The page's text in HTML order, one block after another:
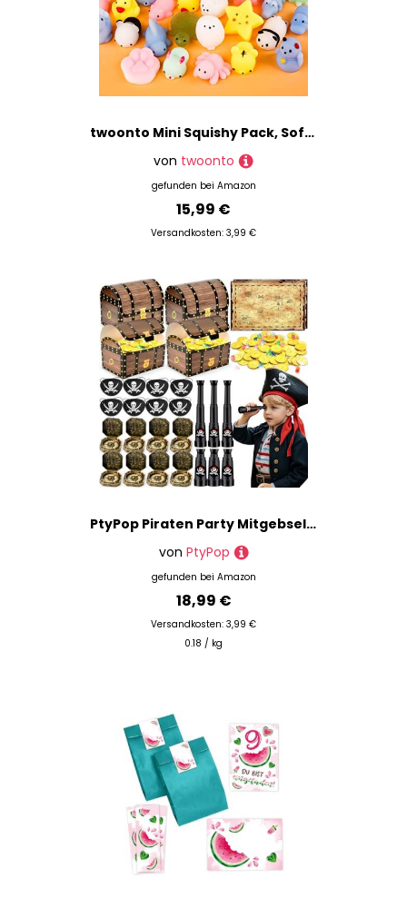
twoonto Mini Squishy Pack, Soft Mochi Squishy Toys 40 Pcs Moji Fidget Toy, Kawaii Tier Squishies Partytüten Füllstoff Stressabbau Spielzeug für Kinder Erwachsene Weihnachten Geburtstagsgeschenk
von twoonto
gefunden bei Amazon
15,99 €
Versandkosten: 3,99 €
PtyPop Piraten Party Mitgebsel Kindergeburtstag mit Kompass Piraten Augenklappen Teleskop-Requisitenspielzeug Schatztruhen Partytüten, Pirat Pinata Give Aways Kindergeburtstag Gastgeschenk für Jungen
von PtyPop
gefunden bei Amazon
18,99 €
Versandkosten: 3,99 €
0.18 / kg